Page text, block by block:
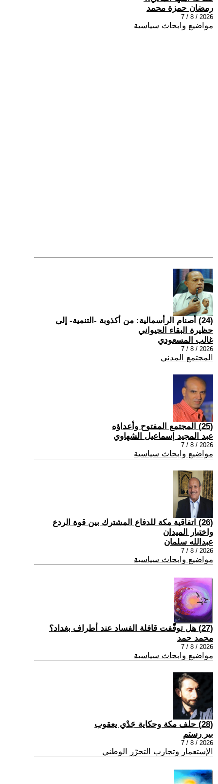
رمضان حمزة محمد
2026 / 8 / 7
مواضيع وابحاث سياسية
(24) أصنام الرأسمالية: من أكذوبة -التنمية- إلى
حظيرة البقاء الحيواني
غالب المسعودي
2026 / 8 / 7
المجتمع المدني
(25) المجتمع المفتوح وأعداؤه
عبد المجيد إسماعيل الشهاوي
2026 / 8 / 7
مواضيع وابحاث سياسية
(26) اتفاقية مكة للدفاع المشترك بين قوة الردع
واختبار الميدان
عبدالله سلمان
2026 / 8 / 7
مواضيع وابحاث سياسية
(27) هل توقّفت قافلة الفساد عند أطراف بغداد؟
محمد حمد
2026 / 8 / 7
مواضيع وابحاث سياسية
(28) حلف مكة وحكاية جَدْي يعقوب
بير رستم
2026 / 8 / 7
الإستعمار وتجارب التحرّر الوطني